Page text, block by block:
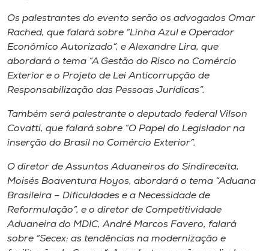
Unoesc
Store
Selecione
o idioma
A+
Os palestrantes do evento serão os advogados Omar
Rached, que falará sobre “Linha Azul e Operador
Econômico Autorizado”, e Alexandre Lira, que
abordará o tema “A Gestão do Risco no Comércio
Exterior e o Projeto de Lei Anticorrupção de
Responsabilização das Pessoas Jurídicas”.
Também será palestrante o deputado federal Vilson
Covatti, que falará sobre “O Papel do Legislador na
inserção do Brasil no Comércio Exterior”.
O diretor de Assuntos Aduaneiros do Sindireceita,
Moisés Boaventura Hoyos, abordará o tema “Aduana
Brasileira – Dificuldades e a Necessidade de
Reformulação”, e o diretor de Competitividade
Aduaneira do MDIC, André Marcos Favero, falará
sobre “Secex: as tendências na modernização e